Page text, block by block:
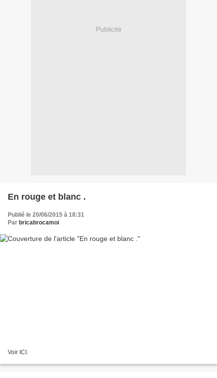
Publicité
En rouge et blanc .
Publié le 20/06/2015 à 18:31
Par bricabrocamoi
Voir ICI.